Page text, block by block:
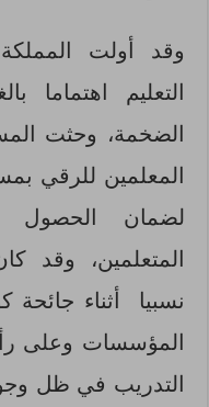
وقد أولت
التعليم اهتماما
الضخمة، وحثت
المعلمين للرقي
لضمان الحصول
المتعلمين، وقد
نسبيا أثناء جائحة
المؤسسات وعلى
التدريب في ظل